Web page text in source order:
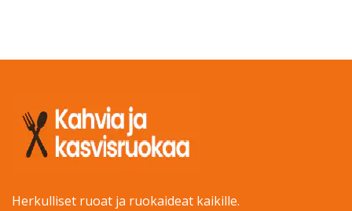
Herkulliset ruoat ja ruokaideat kaikille.